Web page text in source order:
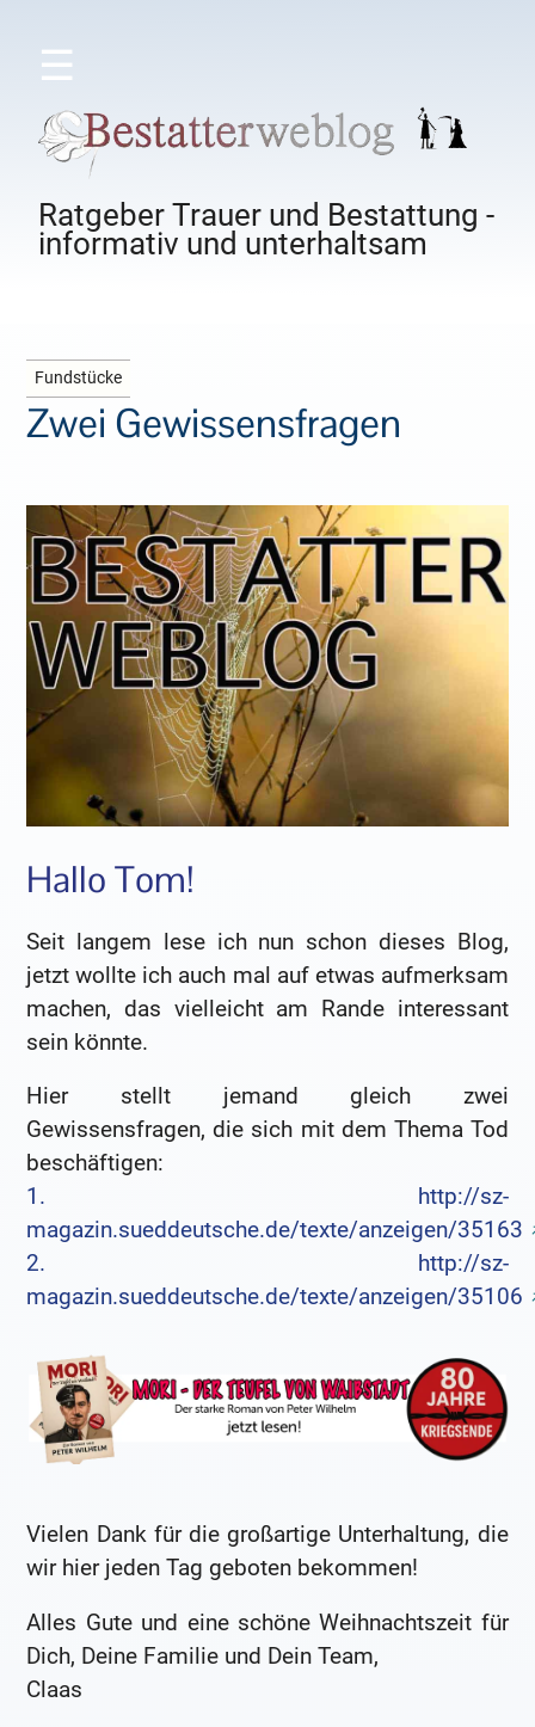
☰
Ratgeber Trauer und Bestattung -
informativ und unterhaltsam
Fundstücke
Zwei Gewissensfragen
Hallo Tom!
Seit langem lese ich nun schon dieses Blog,
jetzt wollte ich auch mal auf etwas aufmerksam
machen, das vielleicht am Rande interessant
sein könnte.
Hier stellt jemand gleich zwei
Gewissensfragen, die sich mit dem Thema Tod
beschäftigen:
1. http://sz-
magazin.sueddeutsche.de/texte/anzeigen/35163
2. http://sz-
magazin.sueddeutsche.de/texte/anzeigen/35106
Vielen Dank für die großartige Unterhaltung, die
wir hier jeden Tag geboten bekommen!
Alles Gute und eine schöne Weihnachtszeit für
Dich, Deine Familie und Dein Team,
Claas